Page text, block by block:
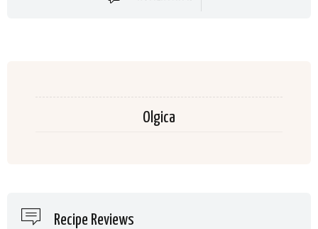
Olgica
Recipe Reviews